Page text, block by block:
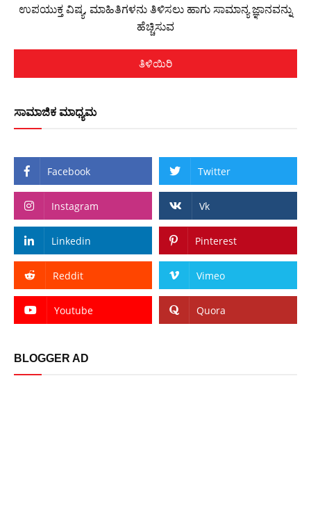
ಉಪಯುಕ್ತ ವಿಷ್ಯ, ಮಾಹಿತಿಗಳನು ತಿಳಿಸಲು ಹಾಗು ಸಾಮಾನ್ಯ ಜ್ಞಾನವನ್ನು
ಹೆಚ್ಚಿಸುವ
ತಿಳಿಯಿರಿ
ಸಾಮಾಜಿಕ ಮಾಧ್ಯಮ
Facebook Twitter
Instagram Vk
Linkedin Pinterest
Reddit Vimeo
Youtube Quora
BLOGGER AD